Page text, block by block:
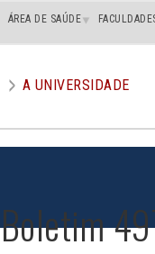
Main
superior
ÁREA DE SAÚDE
A UNIVERSIDADE
Boletim